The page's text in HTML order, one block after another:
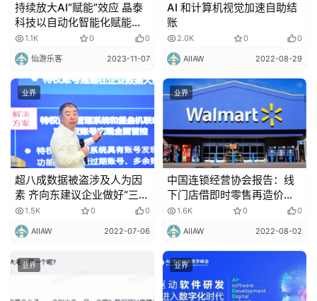
持续放大AI“赋能”效应 晶泰
科技以自动化智能化赋能垂
直领域
1.1K 0 0
仙游乐客 2023-11-07
AI 和计算机视觉加速自助结
账
2.0K 0 0
AIIAW 2022-08-29
业界
超八成数据被盗涉及人为因
素 齐向东建议企业做好“三
防”1.5K 0 0
AIIAW 2022-07-06
业界
中国连锁经营协会报告：线
下门店借即时零售再造价
值，带动实体经济转型发展
1.6K 0 0
AIIAW 2022-08-02
业界 业界